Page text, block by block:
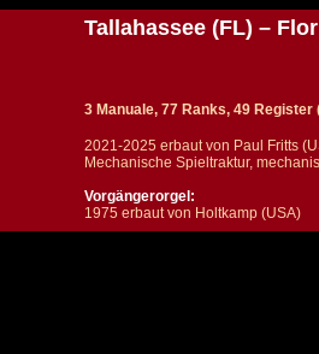
Tallahassee (FL) –
3 Manuale, 77 Ranks, 49 Register
2021-2025 erbaut von Paul Fritts
Mechanische Spieltraktur,
Vorgängerorgel:
1975 erbaut von Holtkamp (USA)